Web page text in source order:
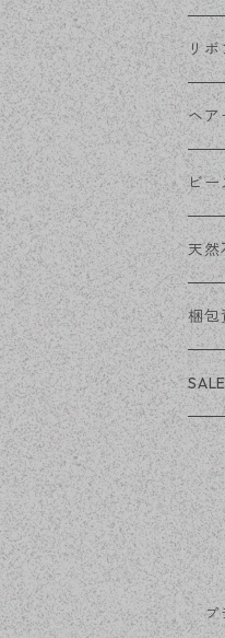
コ
その
ピン
花座
チェ
その
金属
アク
ファ
リ
リボ
リボ
ヘア
ビー
天然
穴あ
穴な
梱包
発送
アク
OPP
プ